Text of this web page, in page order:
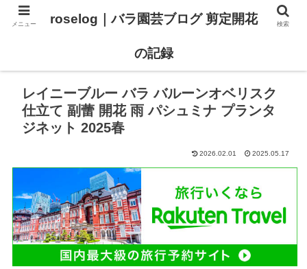
レイニーブルー バラ バルーンオベリスク
仕立て 副蕾 開花 雨 パシュミナ プランタ
ジネット 2025春
2026.02.01 2025.05.17
メニュー roselog｜バラ園芸ブログ 剪定開花
の記録
検索